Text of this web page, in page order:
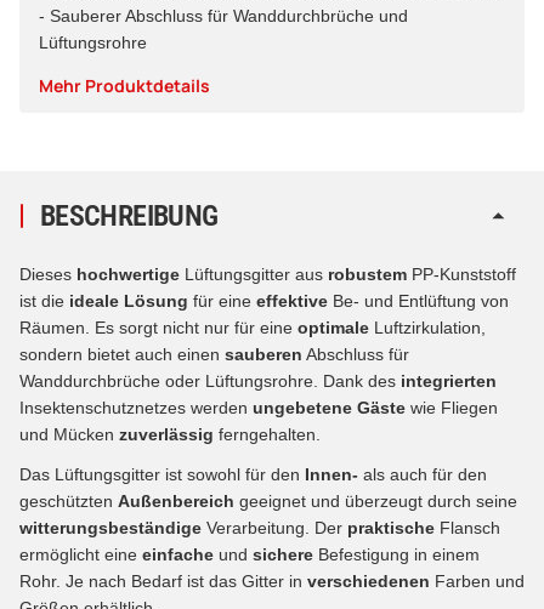
- Sauberer Abschluss für Wanddurchbrüche und
Lüftungsrohre
Mehr Produktdetails
BESCHREIBUNG
Dieses hochwertige Lüftungsgitter aus robustem PP-Kunststoff
ist die ideale Lösung für eine effektive Be- und Entlüftung von
Räumen. Es sorgt nicht nur für eine optimale Luftzirkulation,
sondern bietet auch einen sauberen Abschluss für
Wanddurchbrüche oder Lüftungsrohre. Dank des integrierten
Insektenschutznetzes werden ungebetene Gäste wie Fliegen
und Mücken zuverlässig ferngehalten.
Das Lüftungsgitter ist sowohl für den Innen- als auch für den
geschützten Außenbereich geeignet und überzeugt durch seine
witterungsbeständige Verarbeitung. Der praktische Flansch
ermöglicht eine einfache und sichere Befestigung in einem
Rohr. Je nach Bedarf ist das Gitter in verschiedenen Farben und